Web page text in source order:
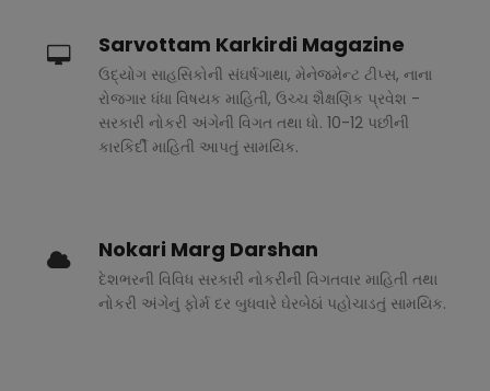
Sarvottam Karkirdi Magazine
ઉદ્યોગ સાહસિકોની સંઘર્ષગાથા, મેનેજમેન્ટ ટીપ્સ, નાના
રોજગાર ધંધા વિષયક માહિતી, ઉચ્ચ શૈક્ષણિક પ્રવેશ -
સરકારી નોકરી અંગેની વિગત તથા ધો. 10-12 પછીની
કારકિર્દી માહિતી આપતું સામયિક.
Nokari Marg Darshan
દેશભરની વિવિધ સરકારી નોકરીની વિગતવાર માહિતી તથા
નોકરી અંગેનું ફોર્મ દર બુધવારે ઘેરબેઠાં પહોચાડતું સામયિક.